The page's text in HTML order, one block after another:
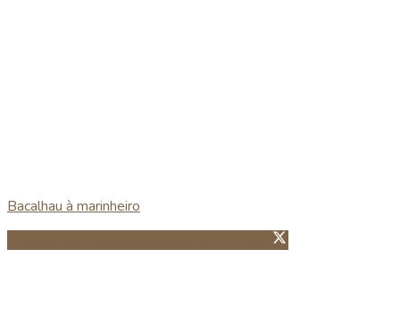
Bacalhau à marinheiro
Guardar no Pinterest